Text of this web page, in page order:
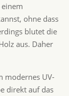
ohne dass
blutet die
aus. Daher
modernes UV-
direkt auf das